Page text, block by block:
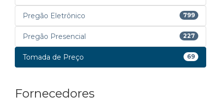
Pregão Eletrônico 799
Pregão Presencial 227
Tomada de Preço 69
Fornecedores